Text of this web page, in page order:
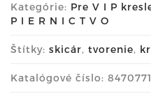
Kategórie: Pre V I P
P I E R N I C T V O
Štítky: skicár, tvorenie,
Katalógové číslo: 8470771